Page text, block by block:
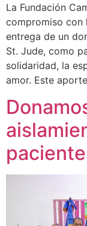
La Fundación
compromiso con
entrega de un
St. Jude, como
solidaridad, la
amor. Este